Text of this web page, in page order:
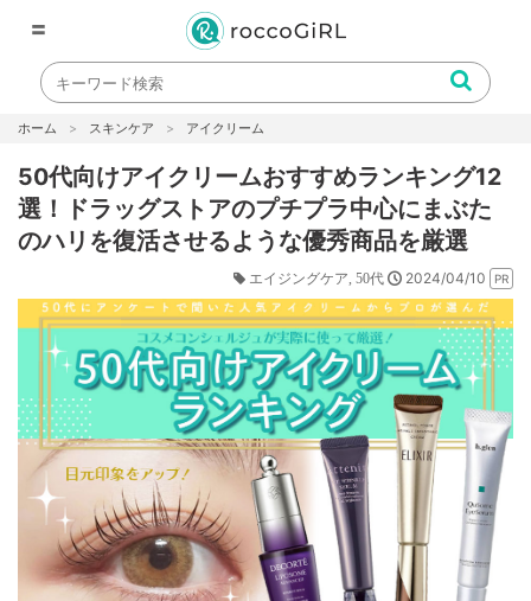
〓
ホーム スキンケア アイクリーム
50代向けアイクリームおすすめランキング12
選！ドラッグストアのプチプラ中心にまぶた
のハリを復活させるような優秀商品を厳選
エイジングケア 50代 2024/04/10